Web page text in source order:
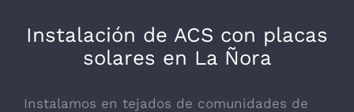
Instalación de ACS con placas
solares en La Ñora
Instalamos en tejados de comunidades de